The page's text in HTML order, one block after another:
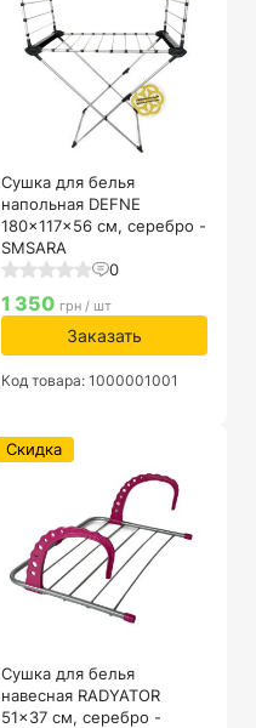
Сушка для белья
напольная DEFNE
180x117x56 см, серебро -
SMSARA
0
1 350 грн / шт
Заказать
Код товара: 1000001001
Сушка для белья
навесная RADYATOR
51x37 см, серебро -
Скидка